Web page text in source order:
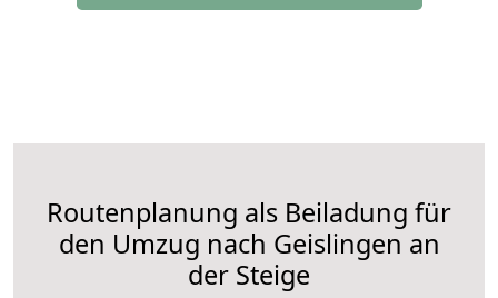
Routenplanung als Beiladung für
den Umzug nach Geislingen an
der Steige